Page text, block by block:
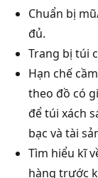
Chuẩn bị
đủ.
Trang bị túi
Hạn chế
theo đồ có
để túi xách
bạc và tài
Tìm hiểu kĩ
hàng trước